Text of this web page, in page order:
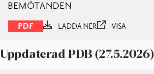
BEMÖTANDEN
PDF LADDA NER VISA
Uppdaterad PDB (27.5.2026)